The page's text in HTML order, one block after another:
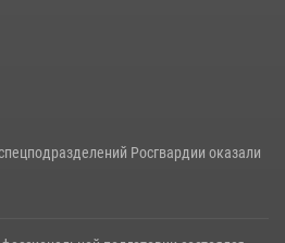
Росгвардии оказали